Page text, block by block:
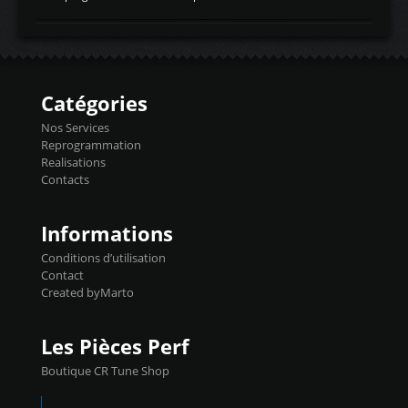
d'admissiontemp ex. pour atmo -30- 80°C
temperaturetemperature ldr moteurtemp
Injecteurs + Flashpro 1370€ TTC Le
précise et performante. Vous pourrez
basculer de la carto sans plomb à Ethanol à
l'aide du flashpro OPTION ECONOMIQUES
Reprog SP 98 sur le calculateur d'origine
450€ TTC Un gain d'environ 10cv et 15nm
Catégories
Nos Services
Reprogrammation
Realisations
Contacts
Informations
Conditions d’utilisation
Contact
Created byMarto
Les Pièces Perf
Boutique CR Tune Shop